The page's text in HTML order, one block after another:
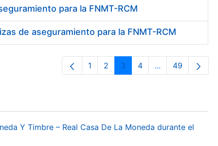
para la FNMT-RCM
de aseguramiento para la FNMT-RCM
Página
1 Página
2 Página
3 Página
4 ...PáginasPágina
49
Y Timbre – Real Casa De La Moneda durante el